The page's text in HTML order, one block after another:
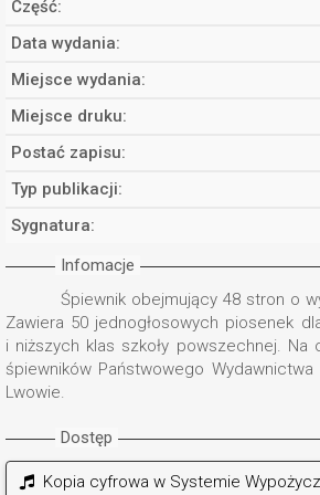
Część:
Data wydania:
Miejsce wydania:
Miejsce druku:
Postać zapisu:
Typ publikacji:
Sygnatura:
Infomacje
Śpiewnik obejmujący 48 stron o
Zawiera 50 jednogłosowych piosenek
i niższych klas szkoły powszechnej. Na
śpiewników Państwowego
Lwowie.
Dostęp
Kopia cyfrowa w Systemie